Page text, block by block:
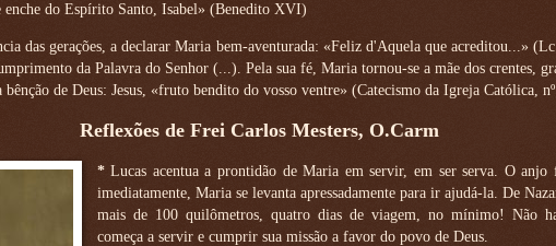
enche do Espírito Santo, Isabel» (Benedito XVI)
das gerações, a declarar Maria bem-aventurada: «Feliz d'Aquela que acreditou...»
da Palavra do Senhor (...). Pela sua fé, Maria tornou-se a mãe dos crentes,
de Deus: Jesus, «fruto bendito do vosso ventre» (Catecismo da Igreja Católica,
Reflexões de Frei Carlos Mesters, O.Carm
*Lucas acentua a prontidão de Maria em servir, em ser serva. O anjo
imediatamente, Maria se levanta apressadamente para ir ajudá-la. De
mais de 100 quilômetros, quatro dias de viagem, no mínimo! Não
começa a servir e cumprir sua missão a favor do povo de Deus.